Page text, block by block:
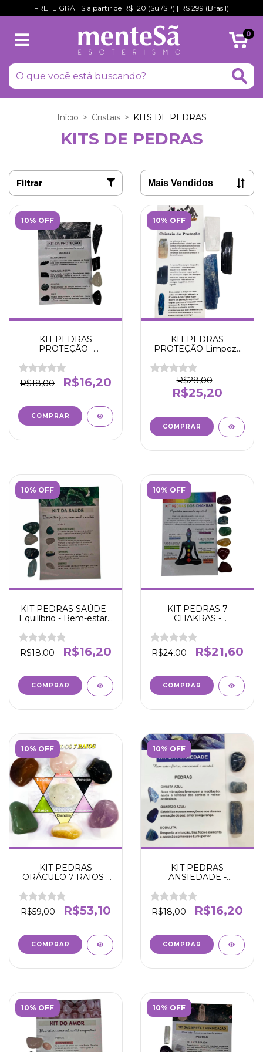
FRETE GRÁTIS a partir de R$ 120 (Sul/SP) | R$ 299 (Brasil)
0
Início > Cristais > KITS DE PEDRAS
KITS DE PEDRAS
Filtrar
10% OFF
KIT PEDRAS
PROTEÇÃO -
- Limpeza e
Purificação
R$18,00 R$16,20
10% OFF
KIT PEDRAS
PROTEÇÃO Limpeza
Determinação -
Proteção
R$28,00
R$25,20
10% OFF
KIT PEDRAS SAÚDE -
Equilíbrio - Bem-estar -
R$18,00 R$16,20
10% OFF
KIT PEDRAS 7
CHAKRAS -
Criatividade - Poder
pessoal - Paz -
Comunicação -
R$24,00 R$21,60
10% OFF
KIT PEDRAS
ORÁCULO 7 RAIOS -
Espiritualidade -
Dinheiro - Saúde -
Trabalho
R$59,00 R$53,10
10% OFF
KIT PEDRAS
ANSIEDADE -
Ansiolítico - Bem-estar
- Intuição
R$18,00 R$16,20
10% OFF 10% OFF